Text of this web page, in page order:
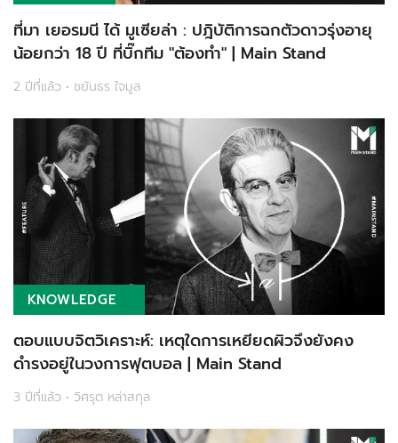
ที่มา เยอรมนี ได้ มูเซียล่า : ปฎิบัติการฉกตัวดาวรุ่งอายุ
น้อยกว่า 18 ปี ที่บิ๊กทีม "ต้องทำ" | Main Stand
2 ปีที่แล้ว • ชยันธร ใจมูล
KNOWLEDGE
ตอบแบบจิตวิเคราะห์: เหตุใดการเหยียดผิวจึงยังคง
ดำรงอยู่ในวงการฟุตบอล | Main Stand
3 ปีที่แล้ว • วิศรุต หล่าสกุล